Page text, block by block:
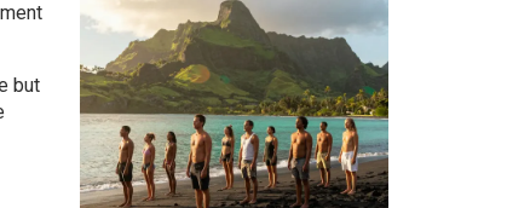
but